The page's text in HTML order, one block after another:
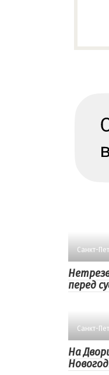
Санкт-
перед
Санкт-
На